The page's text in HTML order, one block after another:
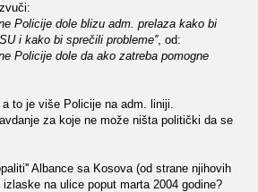
Policije dole blizu adm. prelaza kako bi
i kako bi sprečili probleme'', od:
Policije dole da ako zatreba pomogne
to je više Policije na adm. liniji.
za koje ne može ništa politički da se
Albance sa Kosova (od strane njihovih
na ulice poput marta 2004 godine?